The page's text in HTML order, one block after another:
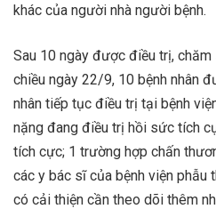
khác của người nhà người bệnh.
Sau 10 ngày được điều trị,
chiều ngày 22/9, 10 bệnh nhân
nhân tiếp tục điều trị tại bệnh
nặng đang điều trị hồi sức tích
tích cực; 1 trường hợp chấn
các y bác sĩ của bệnh viện phẫu
có cải thiện cần theo dõi thêm